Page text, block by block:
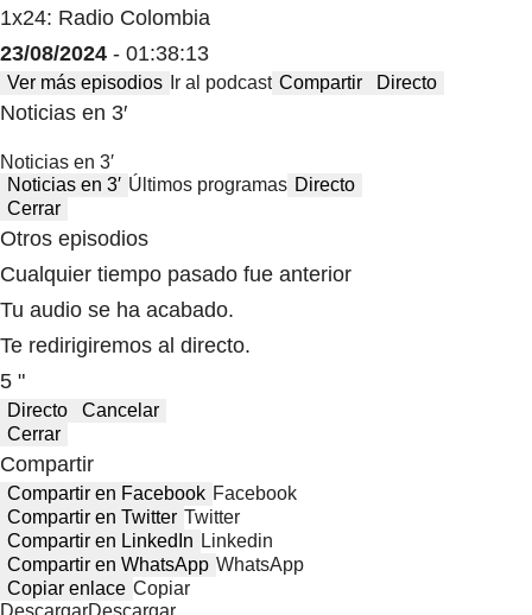
1x24: Radio Colombia
23/08/2024 - 01:38:13
Ver más episodios Ir al podcast Compartir Directo
Noticias en 3′
Noticias en 3′
Noticias en 3′ Últimos programas Directo
Cerrar
Otros episodios
Cualquier tiempo pasado fue anterior
Tu audio se ha acabado.
Te redirigiremos al directo.
5 "
Directo
Cancelar
Cerrar
Compartir
Compartir en Facebook Facebook
Compartir en Twitter Twitter
Compartir en LinkedIn Linkedin
Compartir en WhatsApp WhatsApp
Copiar enlace Copiar
DescargarDescargar